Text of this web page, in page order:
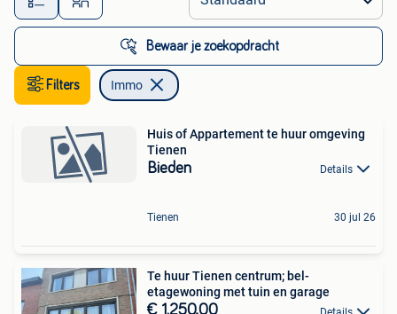
Bewaar je zoekopdracht
Filters Immo
Huis of Appartement te huur omgeving
Tienen
Bieden Details
Tienen 30 jul 26
Te huur Tienen centrum; bel-
etagewoning met tuin en garage
€ 1.250,00